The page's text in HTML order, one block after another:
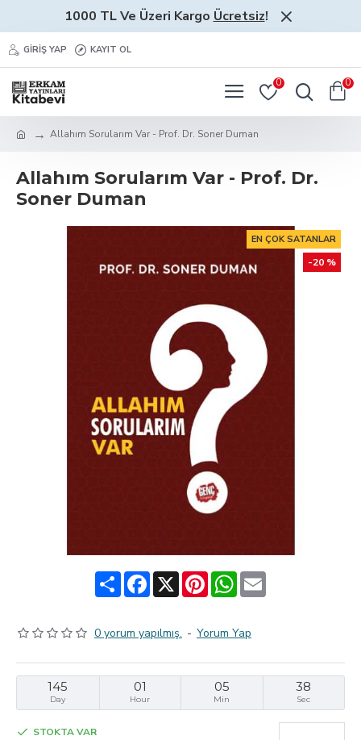
1000 TL Ve Üzeri Kargo Ücretsiz!
GIRIŞ YAP KAYIT OL
0 0
Allahım Sorularım Var - Prof. Dr. Soner Duman
Allahım Sorularım Var - Prof. Dr.
Soner Duman
EN ÇOK SATANLAR
-20 %
ShareFacebook
X PinterestWhatsApp
Email
0 yorum yapılmış. - Yorum Yap
145
Day
01
Hour
05
Min
37
Sec
STOKTA VAR